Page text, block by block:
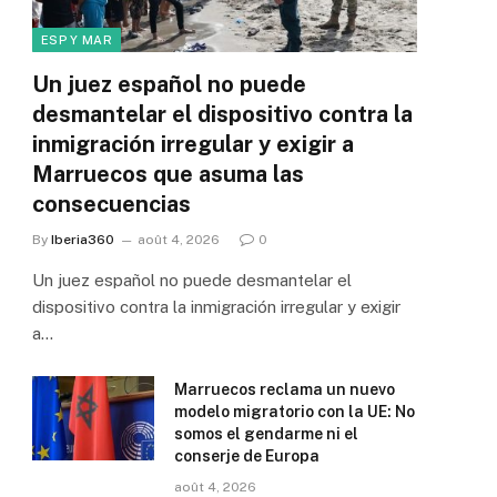
ESP Y MAR
Un juez español no puede
desmantelar el dispositivo contra la
inmigración irregular y exigir a
Marruecos que asuma las
consecuencias
By Iberia360 août 4, 2026 0
Un juez español no puede desmantelar el
dispositivo contra la inmigración irregular y exigir
a…
Marruecos reclama un nuevo
modelo migratorio con la UE: No
somos el gendarme ni el
conserje de Europa
août 4, 2026